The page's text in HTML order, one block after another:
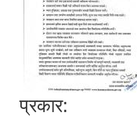
प्रकार: